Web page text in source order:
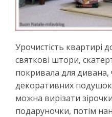
Урочистість квартирі
святкові штори,
покривала для дивана,
декоративних
можна вирізати
подаруночки, потім